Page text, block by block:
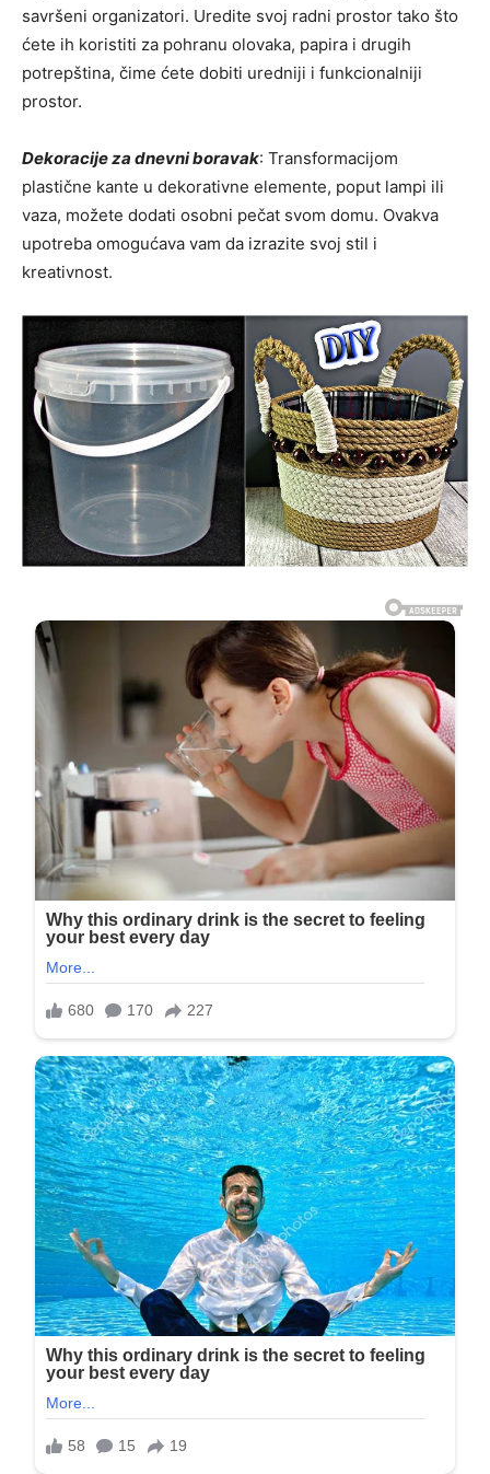
savršeni organizatori. Uredite svoj radni prostor tako što
ćete ih koristiti za pohranu olovaka, papira i drugih
potrepština, čime ćete dobiti uredniji i funkcionalniji
prostor.
Dekoracije za dnevni boravak: Transformacijom
plastične kante u dekorativne elemente, poput lampi ili
vaza, možete dodati osobni pečat svom domu. Ovakva
upotreba omogućava vam da izrazite svoj stil i
kreativnost.